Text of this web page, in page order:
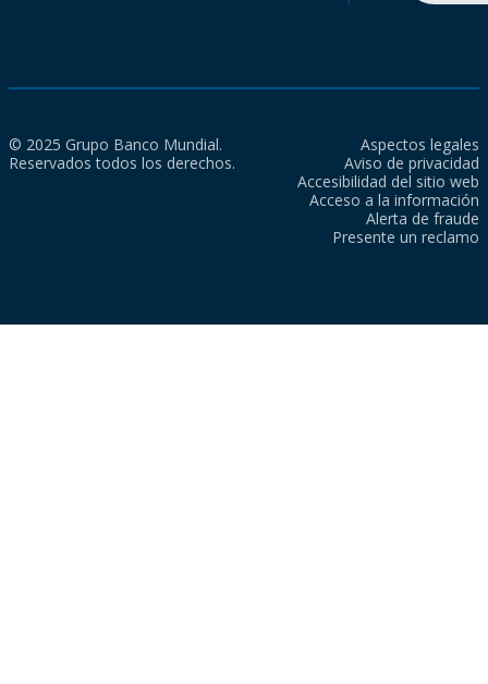
© 2025 Grupo Banco Mundial.
Reservados todos los derechos.
Aspectos legales
Aviso de privacidad
Accesibilidad del sitio web
Acceso a la información
Alerta de fraude
Presente un reclamo